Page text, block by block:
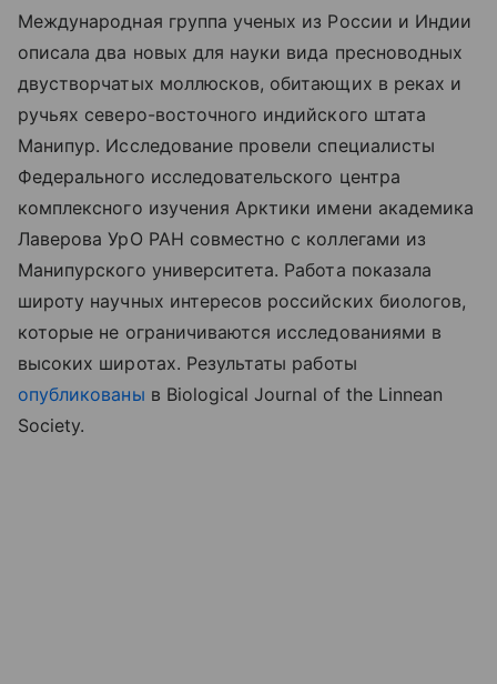
Международная группа ученых из России и Индии
описала два новых для науки вида пресноводных
двустворчатых моллюсков, обитающих в реках и
ручьях северо-восточного индийского штата
Манипур. Исследование провели специалисты
Федерального исследовательского центра
комплексного изучения Арктики имени академика
Лаверова УрО РАН совместно с коллегами из
Манипурского университета. Работа показала
широту научных интересов российских биологов,
которые не ограничиваются исследованиями в
высоких широтах. Результаты работы
опубликованы в Biological Journal of the Linnean
Society.